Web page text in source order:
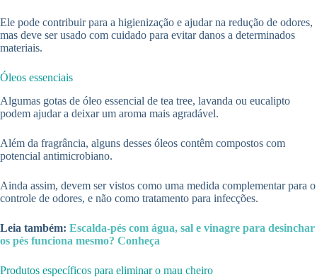
Ele pode contribuir para a higienização e ajudar na redução de odores,
mas deve ser usado com cuidado para evitar danos a determinados
materiais.
Óleos essenciais
Algumas gotas de óleo essencial de tea tree, lavanda ou eucalipto
podem ajudar a deixar um aroma mais agradável.
Além da fragrância, alguns desses óleos contêm compostos com
potencial antimicrobiano.
Ainda assim, devem ser vistos como uma medida complementar para o
controle de odores, e não como tratamento para infecções.
Leia também: Escalda-pés com água, sal e vinagre para desinchar
os pés funciona mesmo? Conheça
Produtos específicos para eliminar o mau cheiro